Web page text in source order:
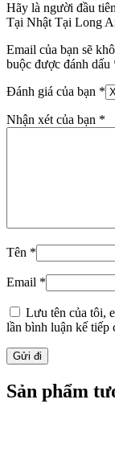
Hãy là người đầu
Tại Nhật Tại Long
Email của bạn sẽ
buộc được đánh dấu
Đánh giá của bạn *
Nhận xét của bạn *
Tên *
Email *
Lưu tên của tôi,
lần bình luận kế tiếp
Sản phẩm